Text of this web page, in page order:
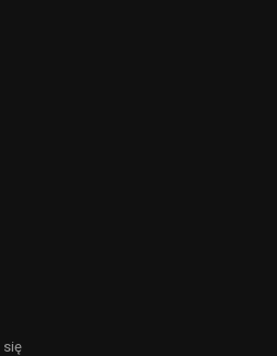
się